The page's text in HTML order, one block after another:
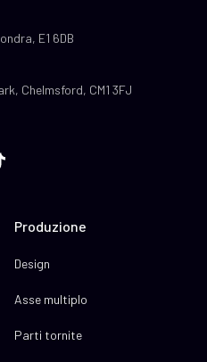
E1 6DB
Chelmsford, CM1 3FJ
Produzione
Design
Asse multiplo
Parti tornite